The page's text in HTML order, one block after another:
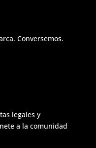
Conversemos.
legales y
a la comunidad